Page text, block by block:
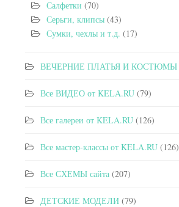
Салфетки (70)
Серьги, клипсы (43)
Сумки, чехлы и т.д. (17)
ВЕЧЕРНИЕ ПЛАТЬЯ И КОСТЮМЫ
Все ВИДЕО от KELA.RU (79)
Все галереи от KELA.RU (126)
Все мастер-классы от KELA.RU (126)
Все СХЕМЫ сайта (207)
ДЕТСКИЕ МОДЕЛИ (79)